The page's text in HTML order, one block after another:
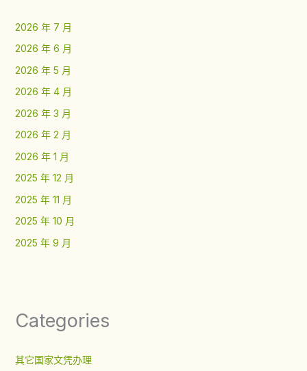
2026 年 7 月
2026 年 6 月
2026 年 5 月
2026 年 4 月
2026 年 3 月
2026 年 2 月
2026 年 1 月
2025 年 12 月
2025 年 11 月
2025 年 10 月
2025 年 9 月
Categories
其它国家文凭办理